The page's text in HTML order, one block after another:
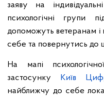
заяву на
психологічні групи
допоможуть ветеранам і
себе та повернутись до
На мапі
застосунку Київ
найближчу до себе